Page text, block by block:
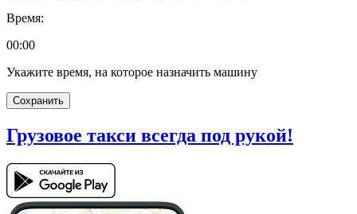
Время:
00:00
Укажите время, на которое назначить машину
Сохранить
Грузовое такси всегда под рукой!